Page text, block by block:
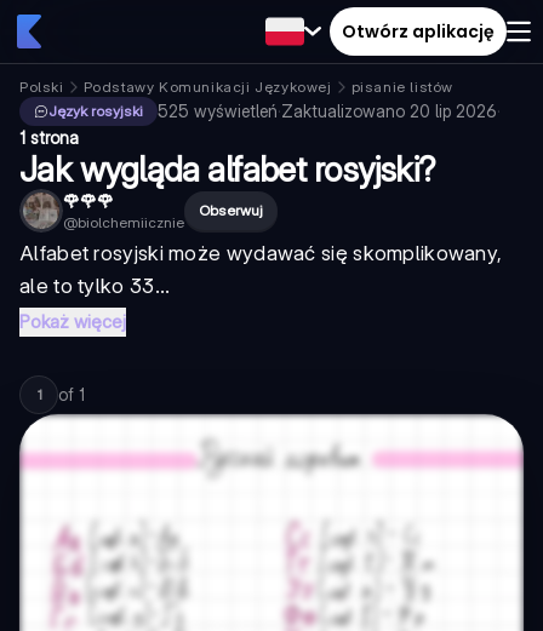
Otwórz aplikację
Polski Podstawy Komunikacji Językowej
pisanie listów
Język rosyjski
525 wyświetleń·Zaktualizowano 20 lip 2026·
1 strona
Jak wygląda alfabet rosyjski?
🌹🌹🌹
@biolchemiicznie
Obserwuj
Alfabet rosyjski może wydawać się skomplikowany,
ale to tylko 33...
Pokaż więcej
1 of 1